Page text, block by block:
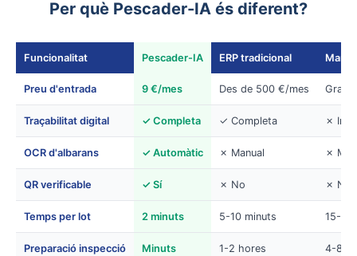
Per què Pescader-IA és diferent?
Funcionalitat Pescader-IA ERP tradicional
Preu d'entrada 9 €/mes Des de 500 €/mes Gratis
Traçabilitat digital ✓ Completa ✓ Completa ✗
OCR d'albarans ✓ Automàtic ✗ Manual ✗
QR verificable ✓ Sí ✗ No ✗ No
Temps per lot 2 minuts 5-10 minuts 15-30
Preparació inspecció Minuts 1-2 hores 4-8